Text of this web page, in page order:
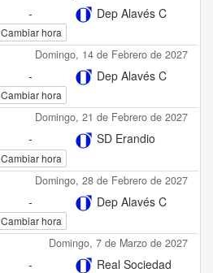
- Dep Alavés C
Cambiar hora
Domingo, 14 de Febrero de 2027
- Dep Alavés C
Cambiar hora
Domingo, 21 de Febrero de 2027
- SD Erandio
Cambiar hora
Domingo, 28 de Febrero de 2027
- Dep Alavés C
Cambiar hora
Domingo, 7 de Marzo de 2027
-
Real Sociedad